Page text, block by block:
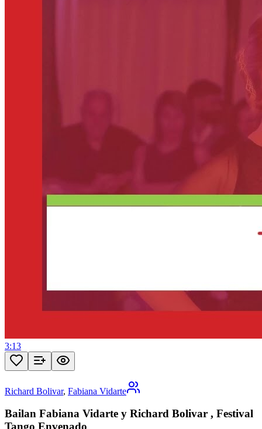
3:13
Richard Bolivar, Fabiana Vidarte
Bailan Fabiana Vidarte y Richard Bolivar , Festival